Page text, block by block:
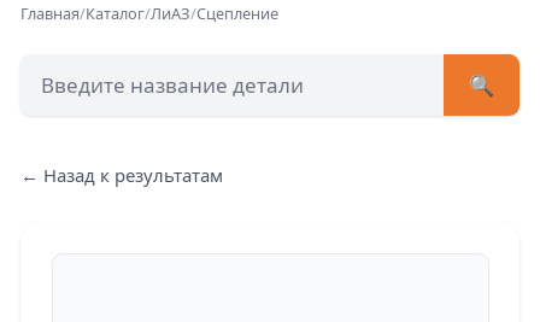
Главная/Каталог/ЛиАЗ/Сцепление
🔍
← Назад к результатам